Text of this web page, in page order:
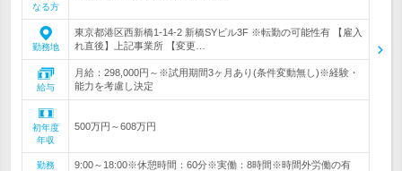
なる方
勤務地
東京都港区西新橋1-14-2 新橋SYビル3F ※転勤の可能性有 【雇入
れ直後】上記事業所 【変更…
給与
月給：298,000円～※試用期間3ヶ月あり(条件変動無し)※経験・
能力を考慮し決定
初年度
年収
500万円～608万円
勤務
9:00～18:00※休憩時間：60分※実働：8時間※時間外労働の有